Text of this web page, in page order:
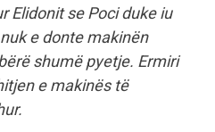
Elidonit se Poci duke iu
e donte makinën
shumë pyetje. Ermiri
e makinës të